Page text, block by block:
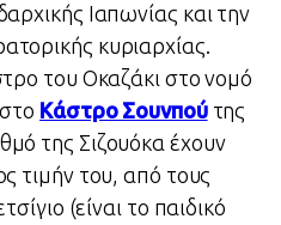
Ιαπωνίας και την
κυριαρχίας.
του Οκαζάκι στο νομό
Κάστρο Σουνπούτης
της Σιζουόκα έχουν
τιμήν του, από τους
(είναι το παιδικό